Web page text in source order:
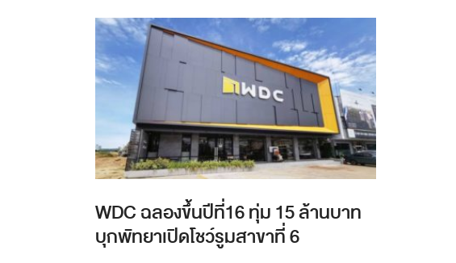
WDC ฉลองขึ้นปีที่16 ทุ่ม 15 ล้านบาท
บุกพัทยาเปิดโชว์รูมสาขาที่ 6